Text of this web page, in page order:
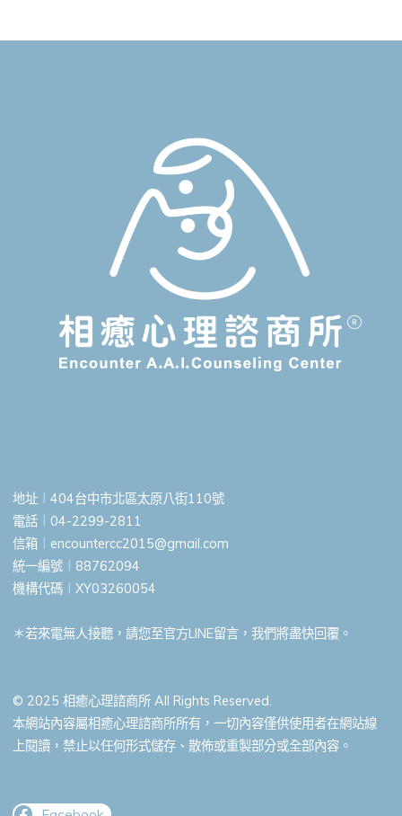
地址︱404台中市北區太原八街110號
電話︱04-2299-2811
信箱︱ encountercc2015@gmail.com
統一編號︱88762094
機構代碼︱XY03260054
＊若來電無人接聽，請您至官方LINE留言，我們將盡快回覆。
© 2025 相癒心理諮商所 All Rights Reserved.
本網站內容屬相癒心理諮商所所有，一切內容僅供使用者在網站線
上閱讀，禁止以任何形式儲存、散佈或重製部分或全部內容。